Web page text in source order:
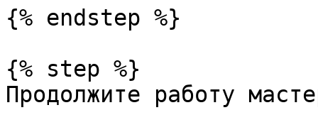
{% endstep %}
{% step %}
Продолжите работу